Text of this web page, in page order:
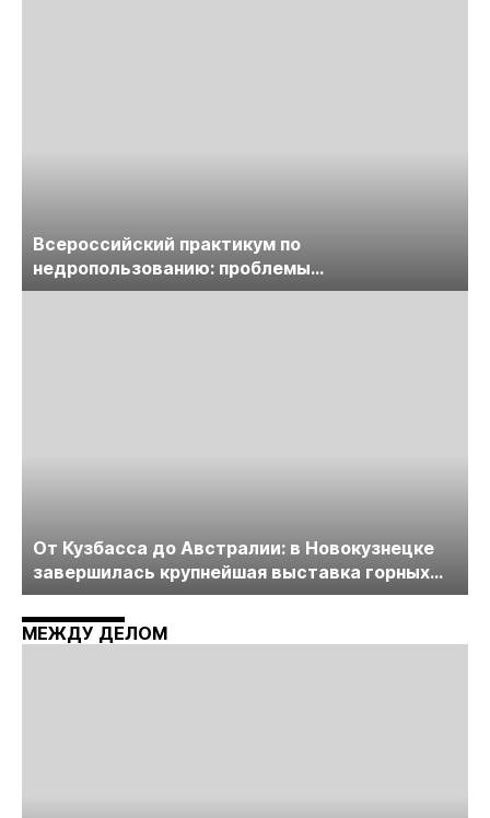
Всероссийский практикум по
недропользованию: проблемы
лицензирования, цифровизации, экспертизы
От Кузбасса до Австралии: в Новокузнецке
завершилась крупнейшая выставка горных
технологий «Недра России. Уголь России и
Майнинг»
МЕЖДУ ДЕЛОМ